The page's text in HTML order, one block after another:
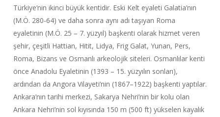
Türkiye’nin ikinci büyük kentidir. Eski Kelt eyaleti Galatia’nın
(M.Ö. 280-64) ve daha sonra aynı adı taşıyan Roma
eyaletinin (M.Ö. 25 – 7. yüzyıl) başkenti olarak hizmet veren
şehir, çeşitli Hattian, Hitit, Lidya, Frig Galat, Yunan, Pers,
Roma, Bizans ve Osmanlı arkeolojik siteleri. Osmanlılar kenti
önce Anadolu Eyaletinin (1393 – 15. yüzyılın sonları),
ardından da Angora Vilayeti’nin (1867–1922) başkenti yaptılar.
Ankara’nın tarihi merkezi, Sakarya Nehri’nin bir kolu olan
Ankara Nehri’nin sol kıyısında 150 m (500 ft) yükselen kayalık